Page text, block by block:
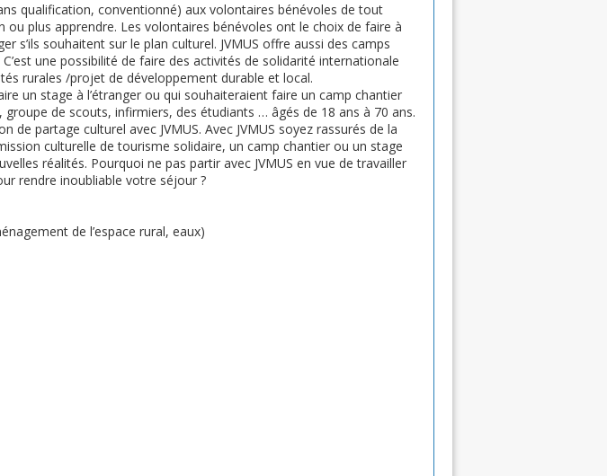
qualification, conventionné) aux volontaires bénévoles de tout
plus apprendre. Les volontaires bénévoles ont le choix de faire à
souhaitent sur le plan culturel. JVMUS offre aussi des camps
une possibilité de faire des activités de solidarité internationale
rurales /projet de développement durable et local.
un stage à l’étranger ou qui souhaiteraient faire un camp chantier
de scouts, infirmiers, des étudiants … âgés de 18 ans à 70 ans.
partage culturel avec JVMUS. Avec JVMUS soyez rassurés de la
culturelle de tourisme solidaire, un camp chantier ou un stage
réalités. Pourquoi ne pas partir avec JVMUS en vue de travailler
rendre inoubliable votre séjour ?
de l’espace rural, eaux)